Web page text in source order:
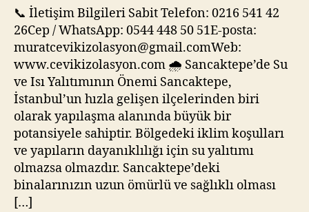
–
Uzman
Su
ve
Isı
Yalıtım
Hizmetleri
📞 İletişim Bilgileri Sabit Telefon: 0216 541 42
26Cep / WhatsApp: 0544 448 50 51E-posta:
muratcevikizolasyon@gmail.comWeb:
www.cevikizolasyon.com 🌧️ Sancaktepe’de Su
ve Isı Yalıtımının Önemi Sancaktepe,
İstanbul’un hızla gelişen ilçelerinden biri
olarak yapılaşma alanında büyük bir
potansiyele sahiptir. Bölgedeki iklim koşulları
ve yapıların dayanıklılığı için su yalıtımı
olmazsa olmazdır. Sancaktepe’deki
binalarınızın uzun ömürlü ve sağlıklı olması
[…]